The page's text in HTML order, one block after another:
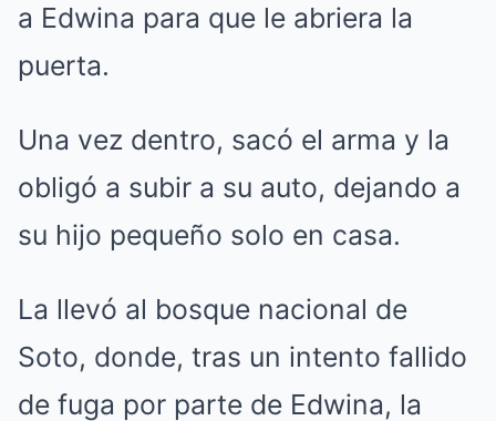
a Edwina para que le abriera la
puerta.
Una vez dentro, sacó el arma y la
obligó a subir a su auto, dejando a
su hijo pequeño solo en casa.
La llevó al bosque nacional de
Soto, donde, tras un intento fallido
de fuga por parte de Edwina, la